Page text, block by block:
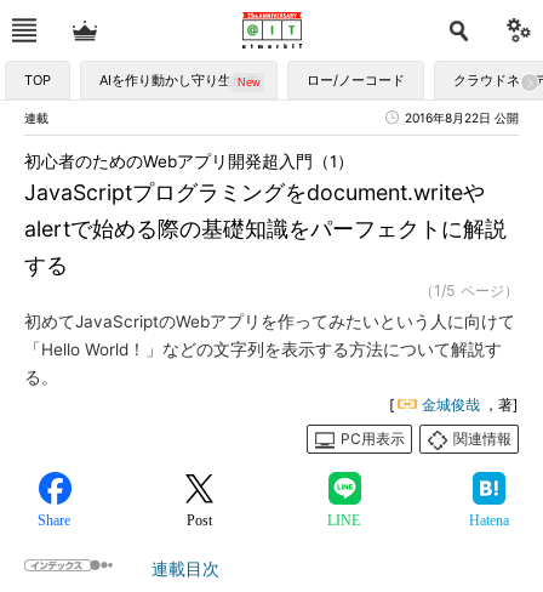
TOP AIを作り動かし守り生かす ロー/ノーコード クラウドネイ
連載 2016年8月22日 公開
JavaScriptプログラミングをdocument.writeや
alertで始める際の基礎知識をパーフェクトに解説
する
初心者のためのWebアプリ開発超入門（1）
（1/5 ページ）
初めてJavaScriptのWebアプリを作ってみたいという人に向けて
「Hello World！」などの文字列を表示する方法について解説す
る。
[ 金城俊哉 ，著]
PC用表示
関連情報
Share Post LINE Hatena
連載目次